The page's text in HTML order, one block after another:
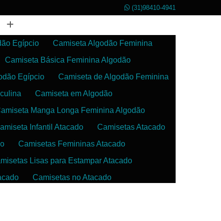
(31)98410-4941
Egípcio
Camiseta Algodão Feminina
Camiseta Básica Feminina Algodão
Egípcio
Camiseta de Algodão Feminina
Camiseta em Algodão
Manga Longa Feminina Algodão
Infantil Atacado
Camisetas Atacado
Camisetas Femininas Atacado
Lisas para Estampar Atacado
Camisetas no Atacado